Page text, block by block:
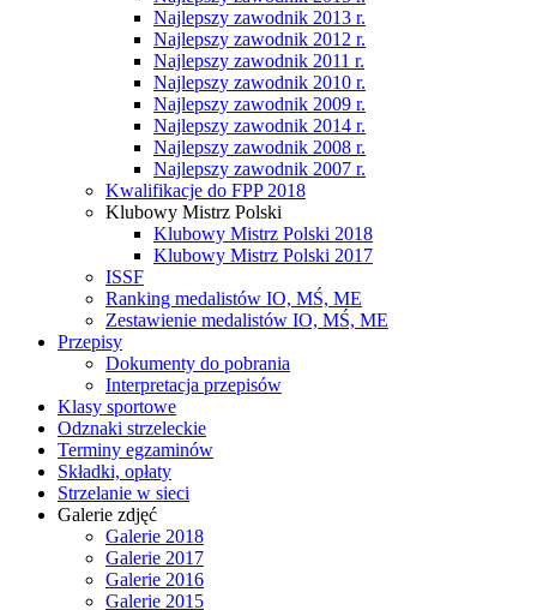
Najlepszy zawodnik 2013 r.
Najlepszy zawodnik 2012 r.
Najlepszy zawodnik 2011 r.
Najlepszy zawodnik 2010 r.
Najlepszy zawodnik 2009 r.
Najlepszy zawodnik 2014 r.
Najlepszy zawodnik 2008 r.
Najlepszy zawodnik 2007 r.
Kwalifikacje do FPP 2018
Klubowy Mistrz Polski
Klubowy Mistrz Polski 2018
Klubowy Mistrz Polski 2017
ISSF
Ranking medalistów IO, MŚ, ME
Zestawienie medalistów IO, MŚ, ME
Przepisy
Dokumenty do pobrania
Interpretacja przepisów
Klasy sportowe
Odznaki strzeleckie
Terminy egzaminów
Składki, opłaty
Strzelanie w sieci
Galerie zdjęć
Galerie 2018
Galerie 2017
Galerie 2016
Galerie 2015